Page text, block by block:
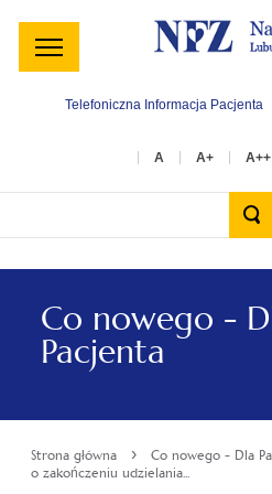
Telefoniczna Informacja Pacjenta
Co nowego -
Pacjenta
Strona główna › Co nowego - Dla
o zakończeniu udzielania...